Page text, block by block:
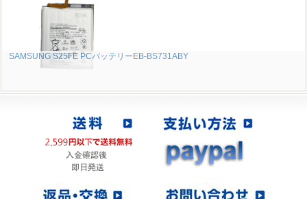
SAMSUNG S25FE PCバッテリーEB-BS731ABY